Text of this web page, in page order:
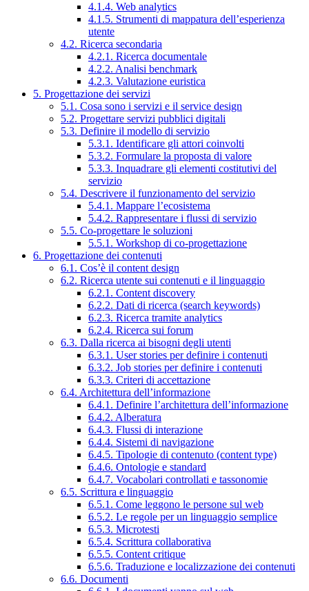
4.1.4. Web analytics
4.1.5. Strumenti di mappatura dell’esperienza
utente
4.2. Ricerca secondaria
4.2.1. Ricerca documentale
4.2.2. Analisi benchmark
4.2.3. Valutazione euristica
5. Progettazione dei servizi
5.1. Cosa sono i servizi e il service design
5.2. Progettare servizi pubblici digitali
5.3. Definire il modello di servizio
5.3.1. Identificare gli attori coinvolti
5.3.2. Formulare la proposta di valore
5.3.3. Inquadrare gli elementi costitutivi del
servizio
5.4. Descrivere il funzionamento del servizio
5.4.1. Mappare l’ecosistema
5.4.2. Rappresentare i flussi di servizio
5.5. Co-progettare le soluzioni
5.5.1. Workshop di co-progettazione
6. Progettazione dei contenuti
6.1. Cos’è il content design
6.2. Ricerca utente sui contenuti e il linguaggio
6.2.1. Content discovery
6.2.2. Dati di ricerca (search keywords)
6.2.3. Ricerca tramite analytics
6.2.4. Ricerca sui forum
6.3. Dalla ricerca ai bisogni degli utenti
6.3.1. User stories per definire i contenuti
6.3.2. Job stories per definire i contenuti
6.3.3. Criteri di accettazione
6.4. Architettura dell’informazione
6.4.1. Definire l’architettura dell’informazione
6.4.2. Alberatura
6.4.3. Flussi di interazione
6.4.4. Sistemi di navigazione
6.4.5. Tipologie di contenuto (content type)
6.4.6. Ontologie e standard
6.4.7. Vocabolari controllati e tassonomie
6.5. Scrittura e linguaggio
6.5.1. Come leggono le persone sul web
6.5.2. Le regole per un linguaggio semplice
6.5.3. Microtesti
6.5.4. Scrittura collaborativa
6.5.5. Content critique
6.5.6. Traduzione e localizzazione dei contenuti
6.6. Documenti